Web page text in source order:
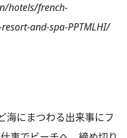
hotels/french-
and-spa-PPTMLHI/
海にまつわる出来事にフ